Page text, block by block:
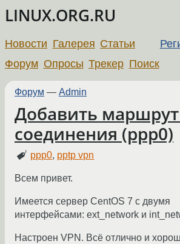
LINUX.ORG.RU
Новости Галерея Статьи
Форум Опросы Трекер Поиск
Форум — Admin
Добавить маршрут
соединения (ppp0)
ppp0, pptp vpn
Всем привет.
Имеется сервер CentOS 7 с двумя
интерфейсами: ext_network и
Настроен VPN. Всё отлично и